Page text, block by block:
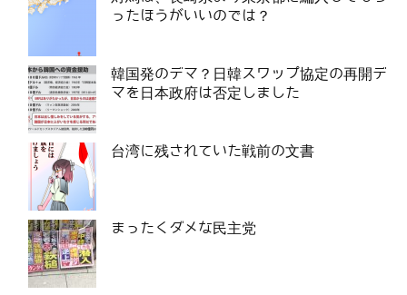
ったほうがいいのでは？
韓国発のデマ？日韓スワップ協定の再開デ
マを日本政府は否定しました
台湾に残されていた戦前の文書
まったくダメな民主党